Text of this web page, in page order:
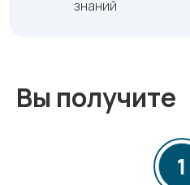
знаний
Вы получите